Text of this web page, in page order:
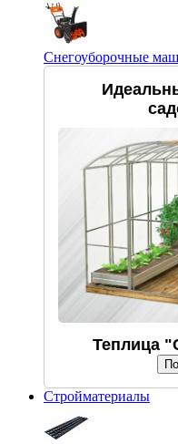
Снегоуборочные
Теплица
Стройматериалы